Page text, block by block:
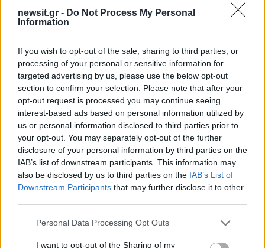
newsit.gr - Do Not Process My Personal
Information
If you wish to opt-out of the sale, sharing to third parties, or
processing of your personal or sensitive information for
targeted advertising by us, please use the below opt-out
section to confirm your selection. Please note that after your
opt-out request is processed you may continue seeing
interest-based ads based on personal information utilized by
us or personal information disclosed to third parties prior to
your opt-out. You may separately opt-out of the further
disclosure of your personal information by third parties on the
IAB’s list of downstream participants. This information may
also be disclosed by us to third parties on the IAB’s List of
Downstream Participants that may further disclose it to other
Please note that this website/app uses one or more Google
not limited to your visit or usage behaviour. You may click to
Personal Data Processing Opt Outs
I want to opt-out of the Sharing of my
ΔΙΑΦΗΜΙΣΗ